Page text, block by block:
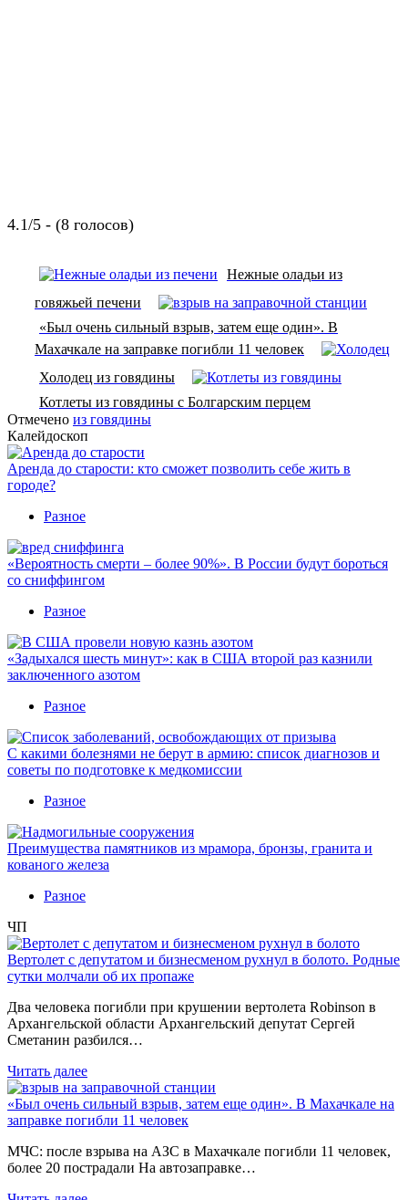
4.1/5 - (8 голосов)
Нежные оладьи из
говяжьей печени
«Был очень сильный взрыв, затем еще один». В
Махачкале на заправке погибли 11 человек
Холодец из говядины
Котлеты из говядины с Болгарским перцем
Отмечено из говядины
Калейдоскоп
Аренда до старости: кто сможет позволить себе жить в
городе?
Разное
«Вероятность смерти – более 90%». В России будут бороться
со сниффингом
Разное
«Задыхался шесть минут»: как в США второй раз казнили
заключенного азотом
Разное
С какими болезнями не берут в армию: список диагнозов и
советы по подготовке к медкомиссии
Разное
Преимущества памятников из мрамора, бронзы, гранита и
кованого железа
Разное
ЧП
Вертолет с депутатом и бизнесменом рухнул в болото. Родные
сутки молчали об их пропаже
Два человека погибли при крушении вертолета Robinson в
Архангельской области Архангельский депутат Сергей
Сметанин разбился…
Читать далее
«Был очень сильный взрыв, затем еще один». В Махачкале на
заправке погибли 11 человек
МЧС: после взрыва на АЗС в Махачкале погибли 11 человек,
более 20 пострадали На автозаправке…